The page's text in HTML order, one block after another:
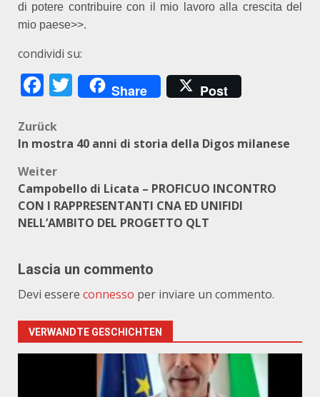
di potere contribuire con il mio lavoro alla crescita del
mio paese>>.
condividi su:
Facebook
Twitter
Share Post
Beitragsnavigation
Zurück
In mostra 40 anni di storia della Digos milanese
Weiter
Campobello di Licata – PROFICUO INCONTRO
CON I RAPPRESENTANTI CNA ED UNIFIDI
NELL’AMBITO DEL PROGETTO QLT
Lascia un commento
Devi essere connesso per inviare un commento.
VERWANDTE GESCHICHTEN